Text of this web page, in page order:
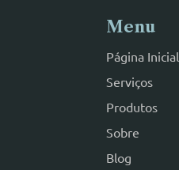
Menu
Página Inicial
Serviços
Produtos
Sobre
Blog